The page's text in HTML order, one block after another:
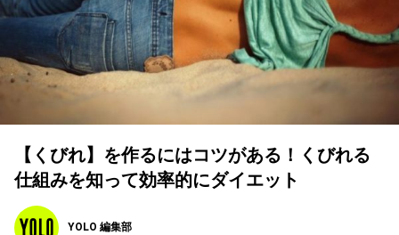
【くびれ】を作るにはコツがある！くびれる
仕組みを知って効率的にダイエット
YOLO 編集部